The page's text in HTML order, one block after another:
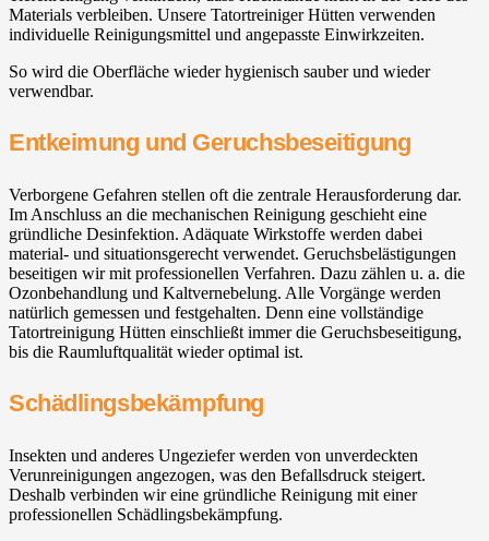
Materials verbleiben. Unsere Tatortreiniger Hütten verwenden
individuelle Reinigungsmittel und angepasste Einwirkzeiten.
So wird die Oberfläche wieder hygienisch sauber und wieder
verwendbar.
Entkeimung und Geruchsbeseitigung
Verborgene Gefahren stellen oft die zentrale Herausforderung dar.
Im Anschluss an die mechanischen Reinigung geschieht eine
gründliche Desinfektion. Adäquate Wirkstoffe werden dabei
material- und situationsgerecht verwendet. Geruchsbelästigungen
beseitigen wir mit professionellen Verfahren. Dazu zählen u. a. die
Ozonbehandlung und Kaltvernebelung. Alle Vorgänge werden
natürlich gemessen und festgehalten. Denn eine vollständige
Tatortreinigung Hütten einschließt immer die Geruchsbeseitigung,
bis die Raumluftqualität wieder optimal ist.
Schädlingsbekämpfung
Insekten und anderes Ungeziefer werden von unverdeckten
Verunreinigungen angezogen, was den Befallsdruck steigert.
Deshalb verbinden wir eine gründliche Reinigung mit einer
professionellen Schädlingsbekämpfung.